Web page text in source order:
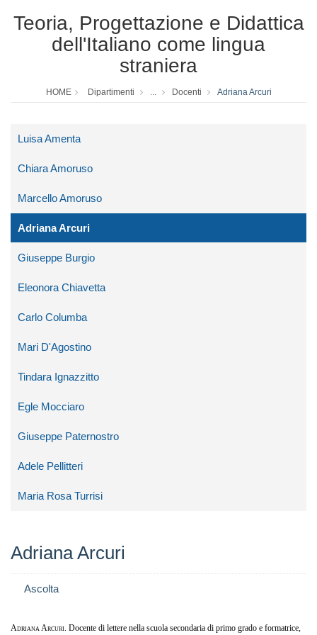
Teoria, Progettazione e Didattica
dell'Italiano come lingua
straniera
HOME Dipartimenti ... Docenti Adriana Arcuri
Luisa Amenta
Chiara Amoruso
Marcello Amoruso
Adriana Arcuri
Giuseppe Burgio
Eleonora Chiavetta
Carlo Columba
Mari D'Agostino
Tindara Ignazzitto
Egle Mocciaro
Giuseppe Paternostro
Adele Pellitteri
Maria Rosa Turrisi
Adriana Arcuri
Ascolta
Adriana Arcuri. Docente di lettere nella scuola secondaria di primo grado e formatrice,